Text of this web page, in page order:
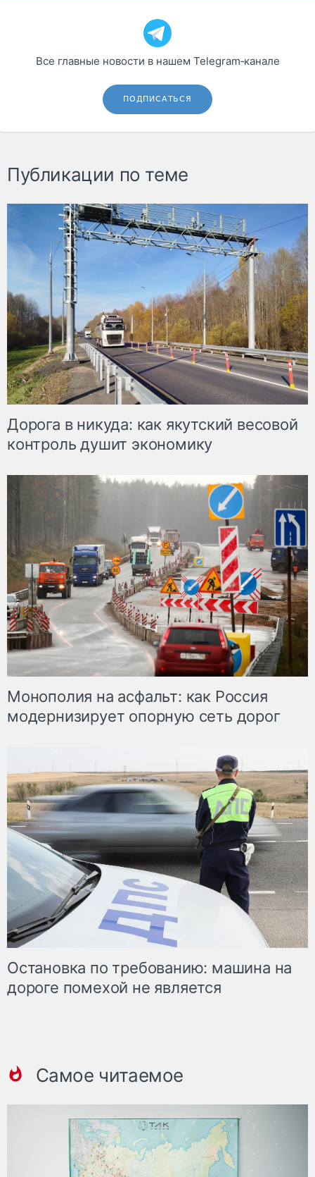
Все главные новости в нашем Telegram‑канале
ПОДПИСАТЬСЯ
Публикации по теме
Дорога в никуда: как якутский весовой
контроль душит экономику
Монополия на асфальт: как Россия
модернизирует опорную сеть дорог
Остановка по требованию: машина на
дороге помехой не является
Самое читаемое